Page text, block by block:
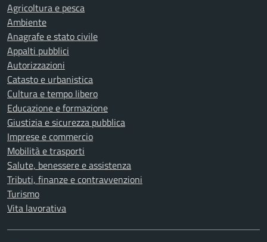
Agricoltura e pesca
Ambiente
Anagrafe e stato civile
Appalti pubblici
Autorizzazioni
Catasto e urbanistica
Cultura e tempo libero
Educazione e formazione
Giustizia e sicurezza pubblica
Imprese e commercio
Mobilità e trasporti
Salute, benessere e assistenza
Tributi, finanze e contravvenzioni
Turismo
Vita lavorativa